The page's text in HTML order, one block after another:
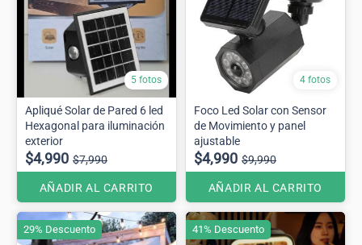
5 fotos
Apliqué Solar de Pared 6 led
Hexagonal para iluminación
exterior
$4,990 $7,990
AÑADIR AL CARRITO
4 fotos
Foco Led Solar con Sensor
de Movimiento y panel
ajustable
$4,990 $9,990
AÑADIR AL CARRITO
29% Descuento 41% Descuento